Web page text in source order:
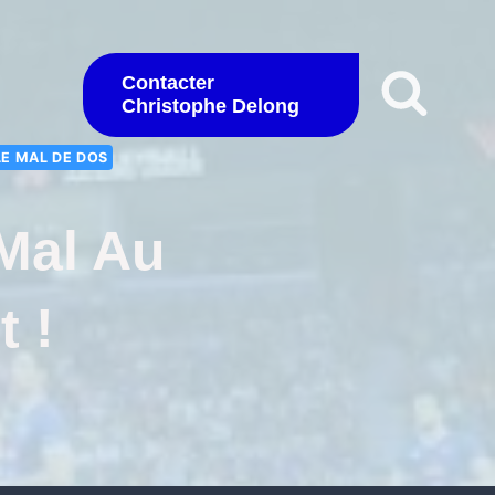
Contacter
Christophe Delong
MAL DE DOS
Au
!